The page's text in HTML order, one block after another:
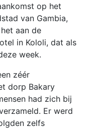
op het
van Gambia,
aan de
in Kololi, dat als
week.
zéér
dorp Bakary
had zich bij
Er werd
zelfs